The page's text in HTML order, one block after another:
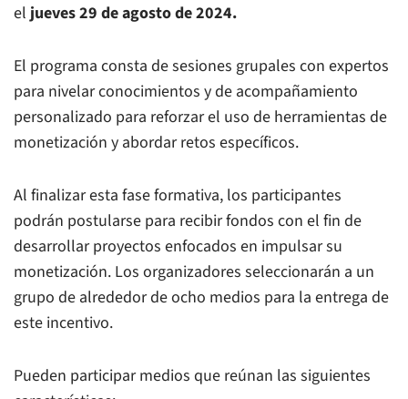
el jueves 29 de agosto de 2024.
El programa consta de sesiones grupales con expertos
para nivelar conocimientos y de acompañamiento
personalizado para reforzar el uso de herramientas de
monetización y abordar retos específicos.
Al finalizar esta fase formativa, los participantes
podrán postularse para recibir fondos con el fin de
desarrollar proyectos enfocados en impulsar su
monetización. Los organizadores seleccionarán a un
grupo de alrededor de ocho medios para la entrega de
este incentivo.
Pueden participar medios que reúnan las siguientes